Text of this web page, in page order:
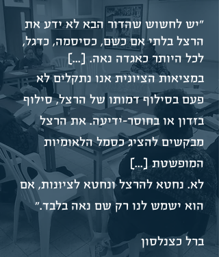
"יש לחשוש שהדור הבא לא ידע את
הרצל בלתי אם כשם, כסיסמה, כדגל,
לכל היותר כאגדה נאה. [...]
במציאות הציונית אנו נתקלים לא
פעם בסילוף דמותו של הרצל, סילוף
בזדון או בחוסר-ידיעה. את הרצל
מבקשים להציג כסמל הלאומיות
המופשטת [...]
לא. נחטא להרצל ונחטא לציונות, אם
הוא ישמש לנו רק שם נאה בלבד."
ברל כצנלסון